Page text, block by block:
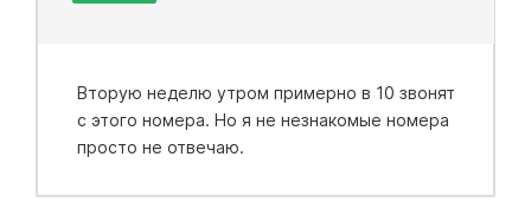
Вторую неделю утром примерно в 10 звонят
с этого номера. Но я не незнакомые номера
просто не отвечаю.